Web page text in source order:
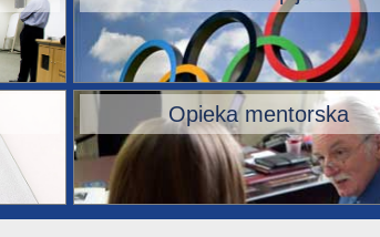
Opieka mentorska